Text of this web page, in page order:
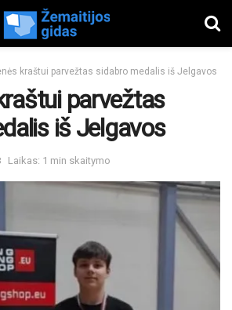
kraštui parvežtas sidabro medalis iš Jelgavos
parvežtas
iš Jelgavos
Laikas: 1 min skaitymo